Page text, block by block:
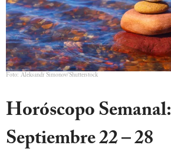
Foto: Aleksandr Simonov/Shutterstock
Horóscopo Semanal:
Septiembre 22 – 28